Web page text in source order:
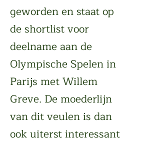
geworden en staat op
de shortlist voor
deelname aan de
Olympische Spelen in
Parijs met Willem
Greve. De moederlijn
van dit veulen is dan
ook uiterst interessant